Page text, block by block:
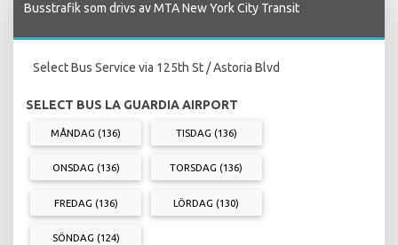
Busstrafik som drivs av MTA New York City Transit
Select Bus Service via 125th St / Astoria Blvd
SELECT BUS LA GUARDIA AIRPORT
MÅNDAG (136) TISDAG (136)
ONSDAG (136) TORSDAG (136)
FREDAG (136) LÖRDAG (130)
SÖNDAG (124)